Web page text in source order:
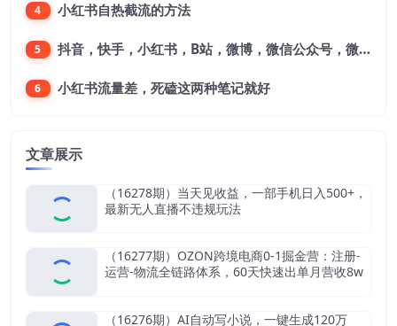
4 小红书自热截流的方法
5 抖音，快手，小红书，B站，微博，微信公众号，微信视频号。每一个平台，都是不一样的机会，对应不一样的赚钱思路
6 小红书流量差，死磕这两种笔记就好
文章展示
（16278期）当天见收益，一部手机日入500+，
最新无人直播不违规玩法
（16277期）OZON跨境电商0-1掘金营：注册-
运营-物流全链路体系，60天快速出单月营收8w
（16276期）AI自动写小说，一键生成120万